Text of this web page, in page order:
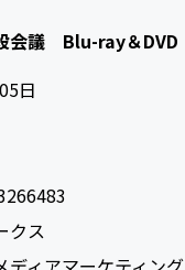
会議 Blu-ray＆DVD
日
クス